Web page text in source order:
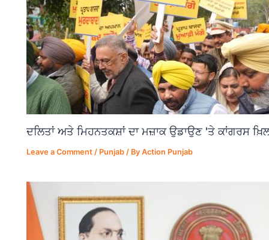
ਦਲਿਤਾਂ ਅਤੇ ਮਿਹਨਤਕਸ਼ਾਂ ਦਾ ਮਜ਼ਾਕ ਉਡਾਉਣ 'ਤੇ ਕਾਂਗਰਸ
Leave a Comment / Punjab / ByAction Punjab